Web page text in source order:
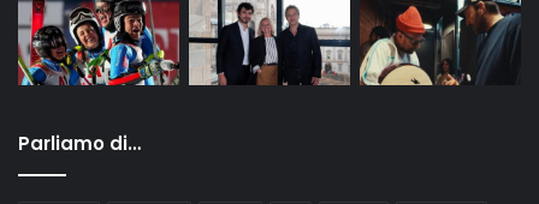
Parliamo di…